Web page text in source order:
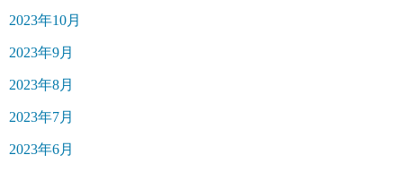
2023年10月
2023年9月
2023年8月
2023年7月
2023年6月